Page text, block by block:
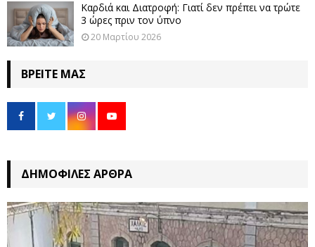
Καρδιά και Διατροφή: Γιατί δεν πρέπει να τρώτε
3 ώρες πριν τον ύπνο
20 Μαρτίου 2026
ΒΡΕΊΤΕ ΜΑΣ
ΔΗΜΟΦΙΛΈΣ ΆΡΘΡΑ